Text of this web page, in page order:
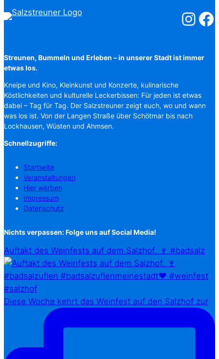
Streunen, Bummeln und Erleben – in unserer Stadt ist immer
etwas los.
Kneipe und Kino, Kleinkunst und Konzerte, kulinarische
Köstlichkeiten und kulturelle Leckerbissen: Für jeden ist etwas
dabei – Tag für Tag. Der Salzstreuner zeigt euch, wo und wann
was los ist. Von der Langen Straße über Schötmar bis nach
Lockhausen, Wüsten und Ahmsen.
Schnellzugriffe:
Startseite
Veranstaltungen
Hier werben
Impressum
Datenschutz
Nichts verpassen: Folge uns auf Social Media!
Auftakt des Weinfests auf dem Salzhof. 🍷 #badsalz
Diese Woche kehrt das Weinfest auf den Salzhof zur